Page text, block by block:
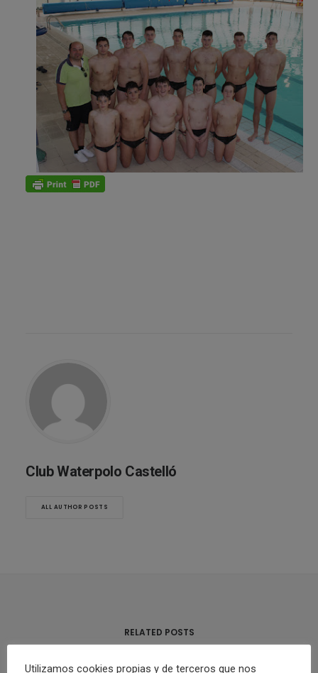
Club Waterpolo Castelló
ALL AUTHOR POSTS
RELATED POSTS
Utilizamos cookies propias y de terceros que nos